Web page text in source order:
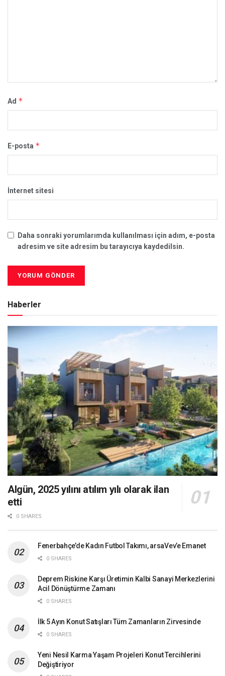
Ad *
E-posta *
İnternet sitesi
Daha sonraki yorumlarımda kullanılması için adım, e-posta
adresim ve site adresim bu tarayıcıya kaydedilsin.
Haberler
Algün, 2025 yılını atılım yılı olarak ilan
etti
0 SHARES
Fenerbahçe’de Kadın Futbol Takımı, arsaVev’e Emanet
0 SHARES
Deprem Riskine Karşı Üretimin Kalbi Sanayi Merkezlerini
Acil Dönüştürme Zamanı
0 SHARES
İlk 5 Ayın Konut Satışları Tüm Zamanların Zirvesinde
0 SHARES
Yeni Nesil Karma Yaşam Projeleri Konut Tercihlerini
Değiştiriyor